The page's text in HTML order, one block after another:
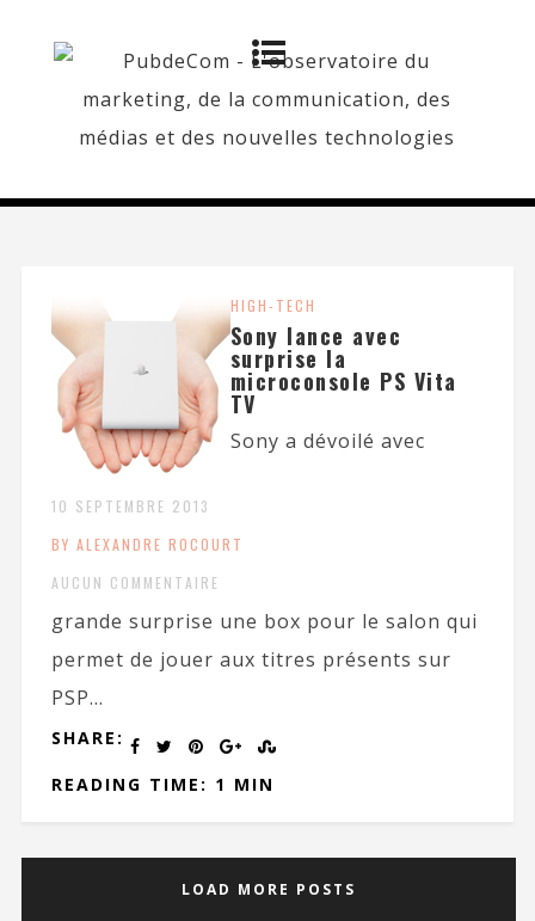
HIGH-TECH
Sony lance avec
surprise la
microconsole PS Vita
TV
10 SEPTEMBRE 2013
BY ALEXANDRE ROCOURT
AUCUN COMMENTAIRE
Sony a dévoilé avec
grande surprise une box pour le salon qui
permet de jouer aux titres présents sur
PSP...
SHARE:
READING TIME: 1 MIN
LOAD MORE POSTS